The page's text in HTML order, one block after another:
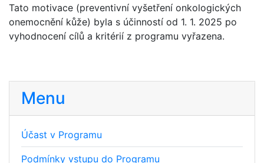
Menu
Účast v Programu
Podmínky vstupu do Programu
Tato motivace (preventivní vyšetření onkologických
onemocnění kůže) byla s účinností od 1. 1. 2025 po
vyhodnocení cílů a kritérií z programu vyřazena.